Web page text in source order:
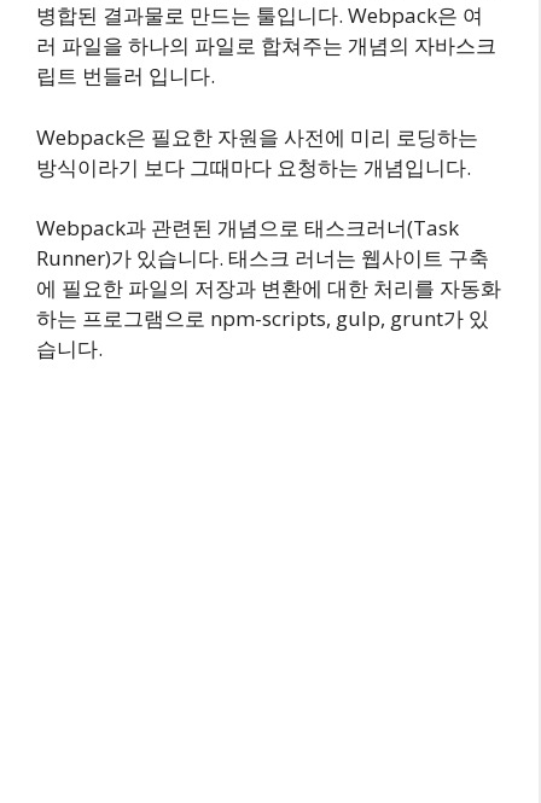
병합된 결과물로 만드는 툴입니다. Webpack은 여
러 파일을 하나의 파일로 합쳐주는 개념의 자바스크
립트 번들러 입니다.
Webpack은 필요한 자원을 사전에 미리 로딩하는
방식이라기 보다 그때마다 요청하는 개념입니다.
Webpack과 관련된 개념으로 태스크러너(Task
Runner)가 있습니다. 태스크 러너는 웹사이트 구축
에 필요한 파일의 저장과 변환에 대한 처리를 자동화
하는 프로그램으로 npm-scripts, gulp, grunt가 있
습니다.